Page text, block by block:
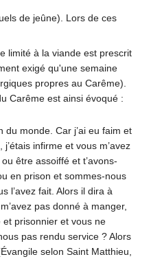
de jeûne). Lors de ces
limité à la viande est prescrit
exigé qu'une semaine
propres au Carême).
Carême est ainsi évoqué :
monde. Car j’ai eu faim et
infirme et vous m’avez
être assoiffé et t’avons-
en prison et sommes-nous
l’avez fait. Alors il dira à
pas donné à manger,
et prisonnier et vous ne
pas rendu service ? Alors
selon Saint Matthieu,